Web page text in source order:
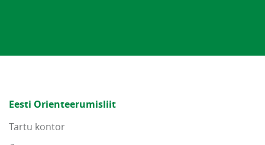
Eesti Orienteerumisliit
Tartu kontor